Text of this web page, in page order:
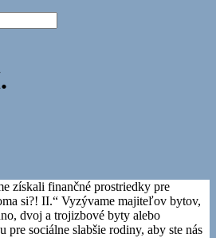
získali finančné prostriedky pre
si?! II.“ Vyzývame majiteľov bytov,
dvoj a trojizbové byty alebo
pre sociálne slabšie rodiny, aby ste nás